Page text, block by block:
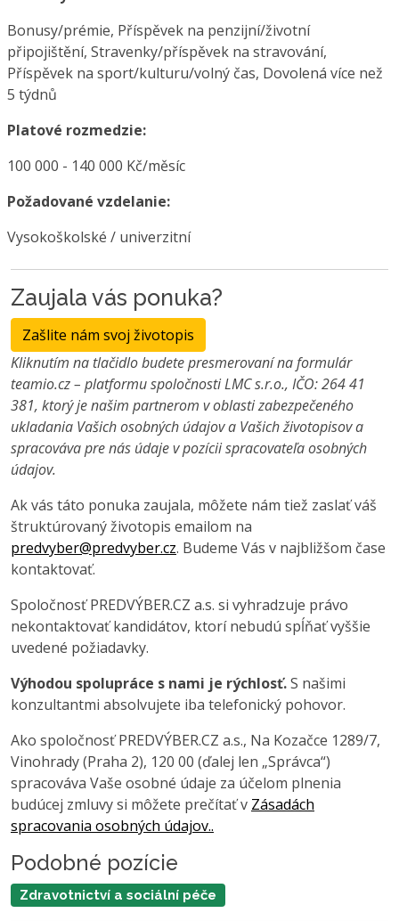
Bonusy/prémie, Příspěvek na penzijní/životní
připojištění, Stravenky/příspěvek na stravování,
Příspěvek na sport/kulturu/volný čas, Dovolená více než
5 týdnů
Platové rozmedzie:
100 000 - 140 000 Kč/měsíc
Požadované vzdelanie:
Vysokoškolské / univerzitní
Zaujala vás ponuka?
Zašlite nám svoj životopis
Kliknutím na tlačidlo budete presmerovaní na formulár
teamio.cz – platformu spoločnosti LMC s.r.o., IČO: 264 41
381, ktorý je našim partnerom v oblasti zabezpečeného
ukladania Vašich osobných údajov a Vašich životopisov a
spracováva pre nás údaje v pozícii spracovateľa osobných
údajov.
Ak vás táto ponuka zaujala, môžete nám tiež zaslať váš
štruktúrovaný životopis emailom na
predvyber@predvyber.cz. Budeme Vás v najbližšom čase
kontaktovať.
Spoločnosť PREDVÝBER.CZ a.s. si vyhradzuje právo
nekontaktovať kandidátov, ktorí nebudú spĺňať vyššie
uvedené požiadavky.
Výhodou spolupráce s nami je rýchlosť.S našimi
konzultantmi absolvujete iba telefonický pohovor.
Ako spoločnosť PREDVÝBER.CZ a.s., Na Kozačce 1289/7,
Vinohrady (Praha 2), 120 00 (ďalej len „Správca“)
spracováva Vaše osobné údaje za účelom plnenia
budúcej zmluvy si môžete prečítať v Zásadách
spracovania osobných údajov..
Podobné pozície
Zdravotnictví a sociální péče